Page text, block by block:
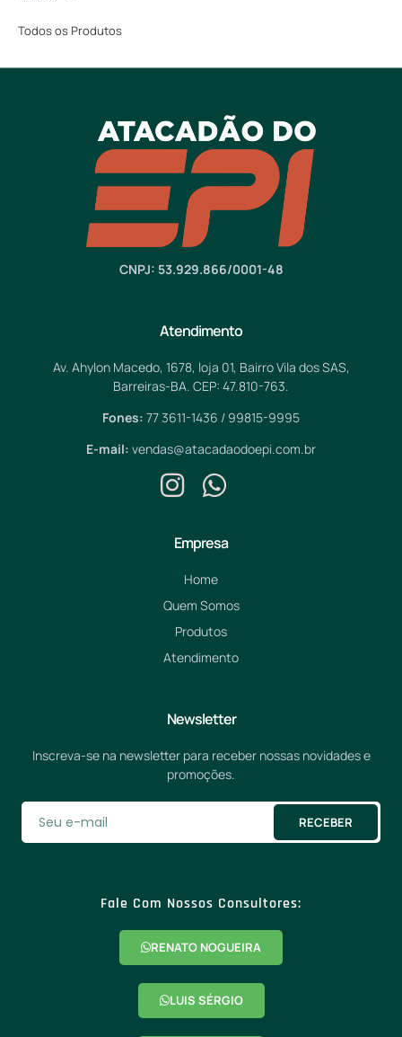
Todos os Produtos
CNPJ: 53.929.866/0001-48
Atendimento
Av. Ahylon Macedo, 1678, loja 01, Bairro Vila dos SAS,
Barreiras-BA. CEP: 47.810-763.
Fones: 77 3611-1436 / 99815-9995
E-mail: vendas@atacadaodoepi.com.br
Empresa
Home
Quem Somos
Produtos
Atendimento
Newsletter
Inscreva-se na newsletter para receber nossas novidades e
promoções.
RECEBER
Fale Com Nossos Consultores:
RENATO NOGUEIRA
LUIS SÉRGIO